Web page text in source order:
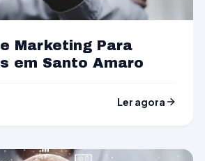
Marketing Para
em Santo Amaro
Ler agora